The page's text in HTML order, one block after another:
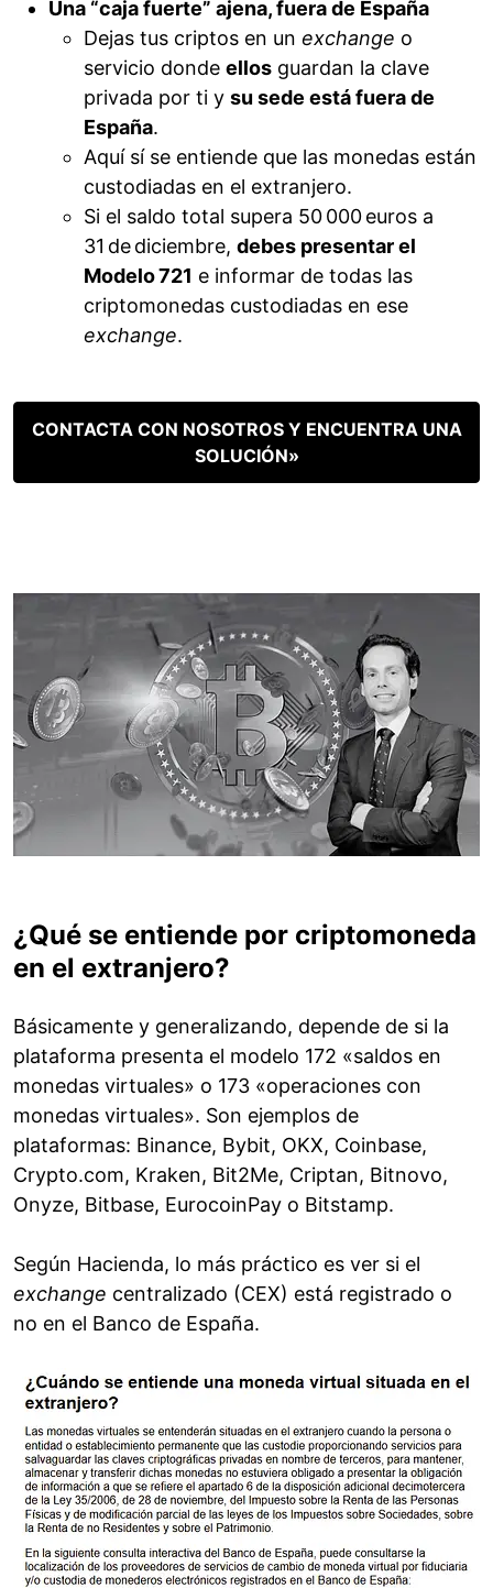
Una “caja fuerte” ajena, fuera de España
Dejas tus criptos en un exchange o
servicio donde ellos guardan la clave
privada por ti y su sede está fuera de
España.
Aquí sí se entiende que las monedas están
custodiadas en el extranjero.
Si el saldo total supera 50 000 euros a
31 de diciembre, debes presentar el
Modelo 721 e informar de todas las
criptomonedas custodiadas en ese
exchange.
CONTACTA CON NOSOTROS Y ENCUENTRA UNA
SOLUCIÓN»
¿Qué se entiende por criptomoneda
en el extranjero?
Básicamente y generalizando, depende de si la
plataforma presenta el modelo 172 «saldos en
monedas virtuales» o 173 «operaciones con
monedas virtuales». Son ejemplos de
plataformas: Binance, Bybit, OKX, Coinbase,
Crypto.com, Kraken, Bit2Me, Criptan, Bitnovo,
Onyze, Bitbase, EurocoinPay o Bitstamp.
Según Hacienda, lo más práctico es ver si el
exchange centralizado (CEX) está registrado o
no en el Banco de España.